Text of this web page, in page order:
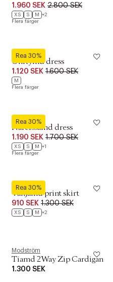
1.960 SEK 2.800 SEK
XS S M
+2
Flera färger
Rea 30%
Modström
Unitymd dress
1.120 SEK 1.600 SEK
M
Flera färger
Rea 30%
Modström
Narcissamd dress
1.190 SEK 1.700 SEK
XS S M
+1
Flera färger
Rea 30%
Modström
Vanjamd print skirt
910 SEK 1.300 SEK
XS S M +2
Modström
Tiamd 2Way Zip Cardigan
1.300 SEK